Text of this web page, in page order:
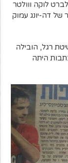
לוקה ווולטר
של דה-יונג עמוק
רגל, הובילה
היתה